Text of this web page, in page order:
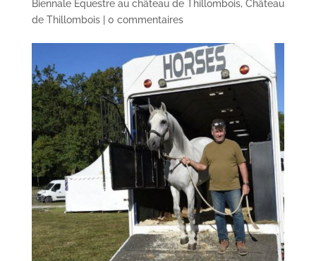
Biennale Equestre au château de Thillombois, Château
de Thillombois| 0 commentaires